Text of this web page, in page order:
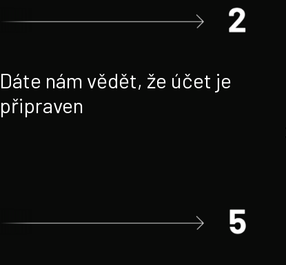
Dáte nám vědět, že účet je
připraven